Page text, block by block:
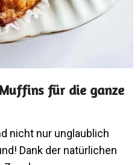
für die ganze
nicht nur unglaublich
Dank der natürlichen